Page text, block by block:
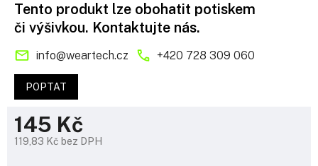
145 Kč
119,83 Kč bez DPH
Tento produkt lze obohatit potiskem
či výšivkou. Kontaktujte nás.
info@weartech.cz +420 728 309 060
POPTAT